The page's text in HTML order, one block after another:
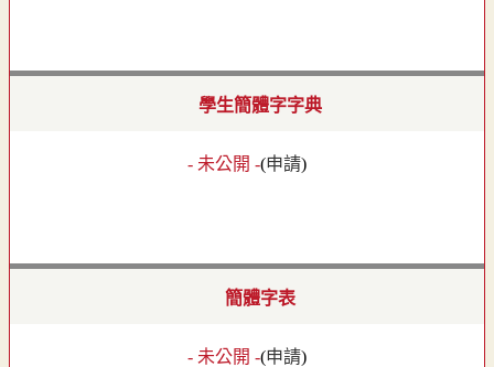
學生簡體字字典
- 未公開 -(申請)
簡體字表
- 未公開 -(申請)